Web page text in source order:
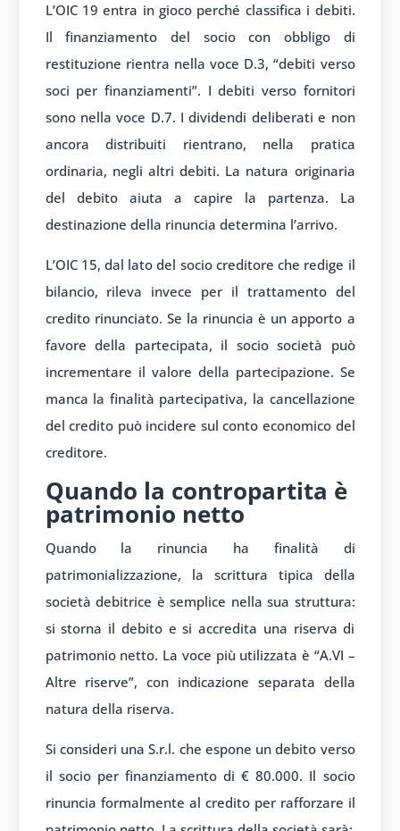
L’OIC 19 entra in gioco perché classifica i debiti.
Il finanziamento del socio con obbligo di
restituzione rientra nella voce D.3, “debiti verso
soci per finanziamenti”. I debiti verso fornitori
sono nella voce D.7. I dividendi deliberati e non
ancora distribuiti rientrano, nella pratica
ordinaria, negli altri debiti. La natura originaria
del debito aiuta a capire la partenza. La
destinazione della rinuncia determina l’arrivo.
L’OIC 15, dal lato del socio creditore che redige il
bilancio, rileva invece per il trattamento del
credito rinunciato. Se la rinuncia è un apporto a
favore della partecipata, il socio società può
incrementare il valore della partecipazione. Se
manca la finalità partecipativa, la cancellazione
del credito può incidere sul conto economico del
creditore.
Quando la contropartita è
patrimonio netto
Quando la rinuncia ha finalità di
patrimonializzazione, la scrittura tipica della
società debitrice è semplice nella sua struttura:
si storna il debito e si accredita una riserva di
patrimonio netto. La voce più utilizzata è “A.VI –
Altre riserve”, con indicazione separata della
natura della riserva.
Si consideri una S.r.l. che espone un debito verso
il socio per finanziamento di € 80.000. Il socio
rinuncia formalmente al credito per rafforzare il